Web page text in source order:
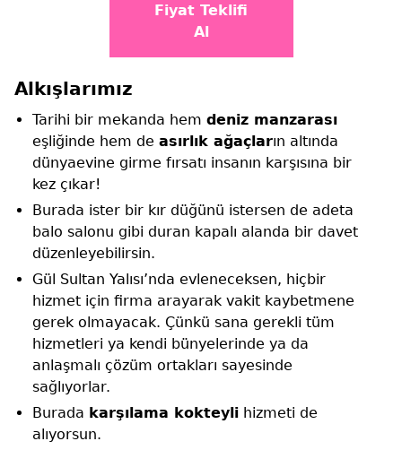
Fiyat Teklifi
Al
Alkışlarımız
Tarihi bir mekanda hem deniz manzarası
eşliğinde hem de asırlık ağaçların altında
dünyaevine girme fırsatı insanın karşısına bir
kez çıkar!
Burada ister bir kır düğünü istersen de adeta
balo salonu gibi duran kapalı alanda bir davet
düzenleyebilirsin.
Gül Sultan Yalısı’nda evleneceksen, hiçbir
hizmet için firma arayarak vakit kaybetmene
gerek olmayacak. Çünkü sana gerekli tüm
hizmetleri ya kendi bünyelerinde ya da
anlaşmalı çözüm ortakları sayesinde
sağlıyorlar.
Burada karşılama kokteyli hizmeti de
alıyorsun.